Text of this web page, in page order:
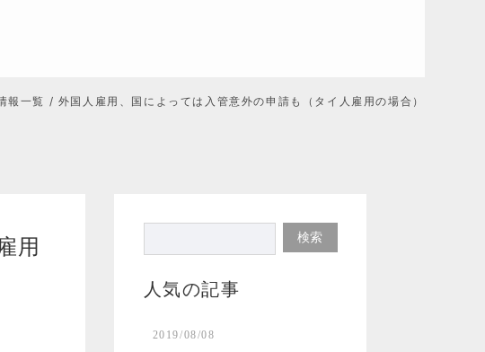
報一覧 / 外国人雇用、国によっては入管意外の申請も（タイ人雇用の場合）
用
人気の記事
2019/08/08